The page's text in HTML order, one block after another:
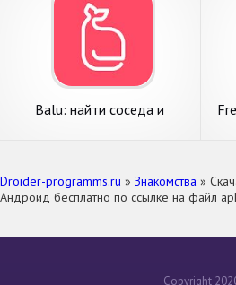
Balu: найти соседа и
Droider-programms.ru » Знакомства »
Андроид бесплатно по ссылке на файл
Copyright